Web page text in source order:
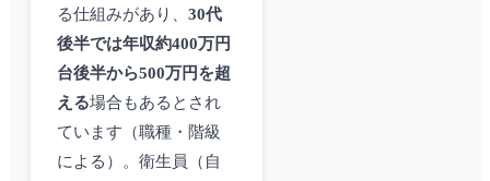
る仕組みがあり、 30代
後半では年収約400万円
台後半から500万円を超
える場合もあるとされ
ています（職種・階級
による）。衛生員（自